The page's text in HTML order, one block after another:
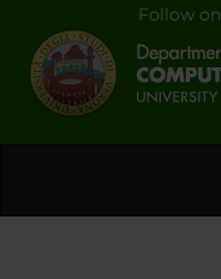
Follow on